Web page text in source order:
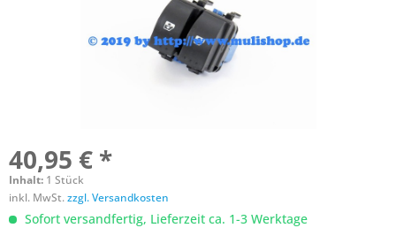
40,95 € *
Inhalt: 1 Stück
inkl. MwSt.zzgl. Versandkosten
Sofort versandfertig, Lieferzeit ca. 1-3 Werktage